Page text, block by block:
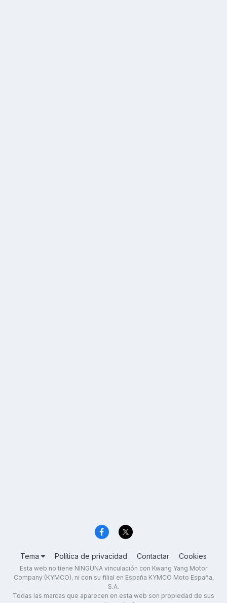
Tema Política de privacidad Contactar Cookies
Esta web no tiene NINGUNA vinculación con Kwang Yang Motor
Company (KYMCO), ni con su filial en España KYMCO Moto España,
S.A.
Todas las marcas que aparecen en esta web son propiedad de sus